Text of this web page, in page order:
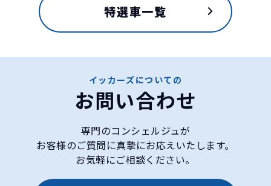
特選車一覧
イッカーズについての
お問い合わせ
専門のコンシェルジュが
お客様のご質問に真摯にお応えいたします。
お気軽にご相談ください。